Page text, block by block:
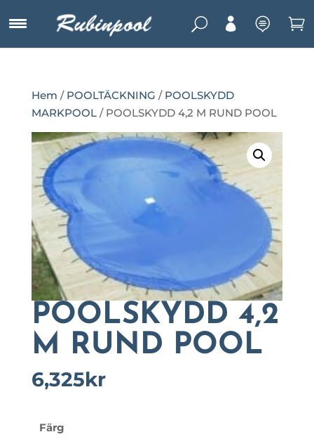
U   
Hem / POOLTÄCKNING / POOLSKYDD
MARKPOOL/ POOLSKYDD 4,2 M RUND POOL
POOLSKYDD 4,2
M RUND POOL
6,325kr
Färg